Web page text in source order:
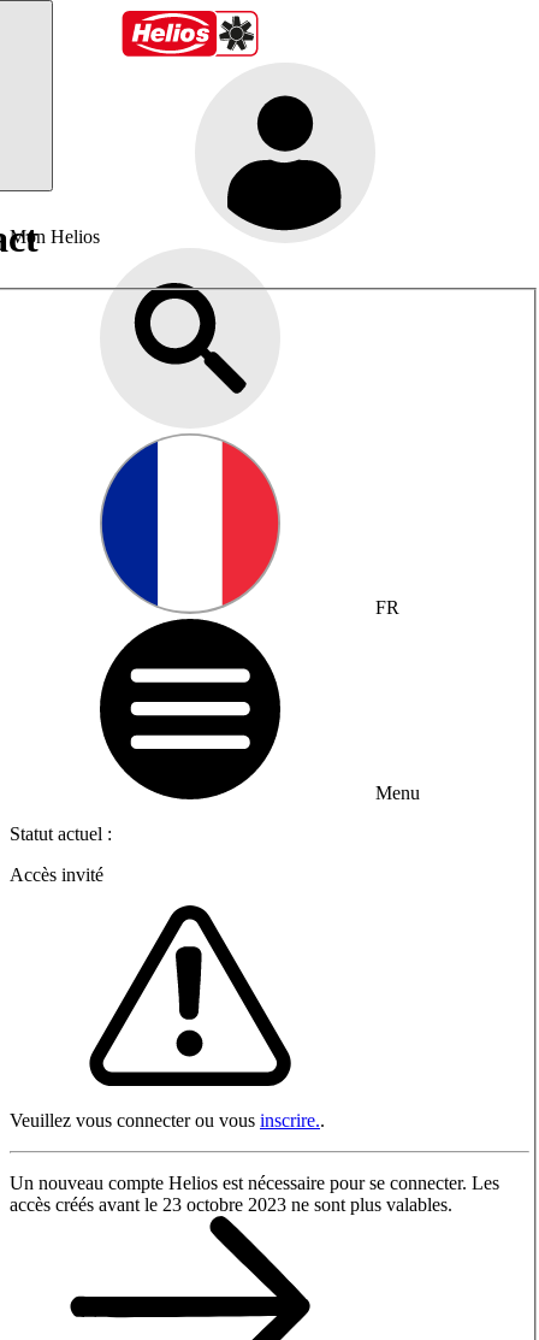
Mon Helios
FR
Menu
Statut actuel :
Accès invité
Veuillez vous connecter ou vous inscrire..
Un nouveau compte Helios est nécessaire pour se connecter. Les
accès créés avant le 23 octobre 2023 ne sont plus valables.